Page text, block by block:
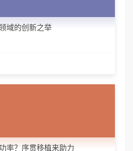
域的创新之举
率？序贯移植来助力